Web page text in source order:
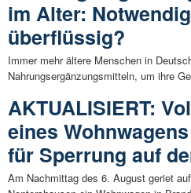
im Alter:
überflüssig?
Immer mehr ältere Menschen in
Nahrungsergänzungsmitteln, um ihre
AKTUALISIERT:
eines
für Sperrung auf
Am Nachmittag des 6. August geriet